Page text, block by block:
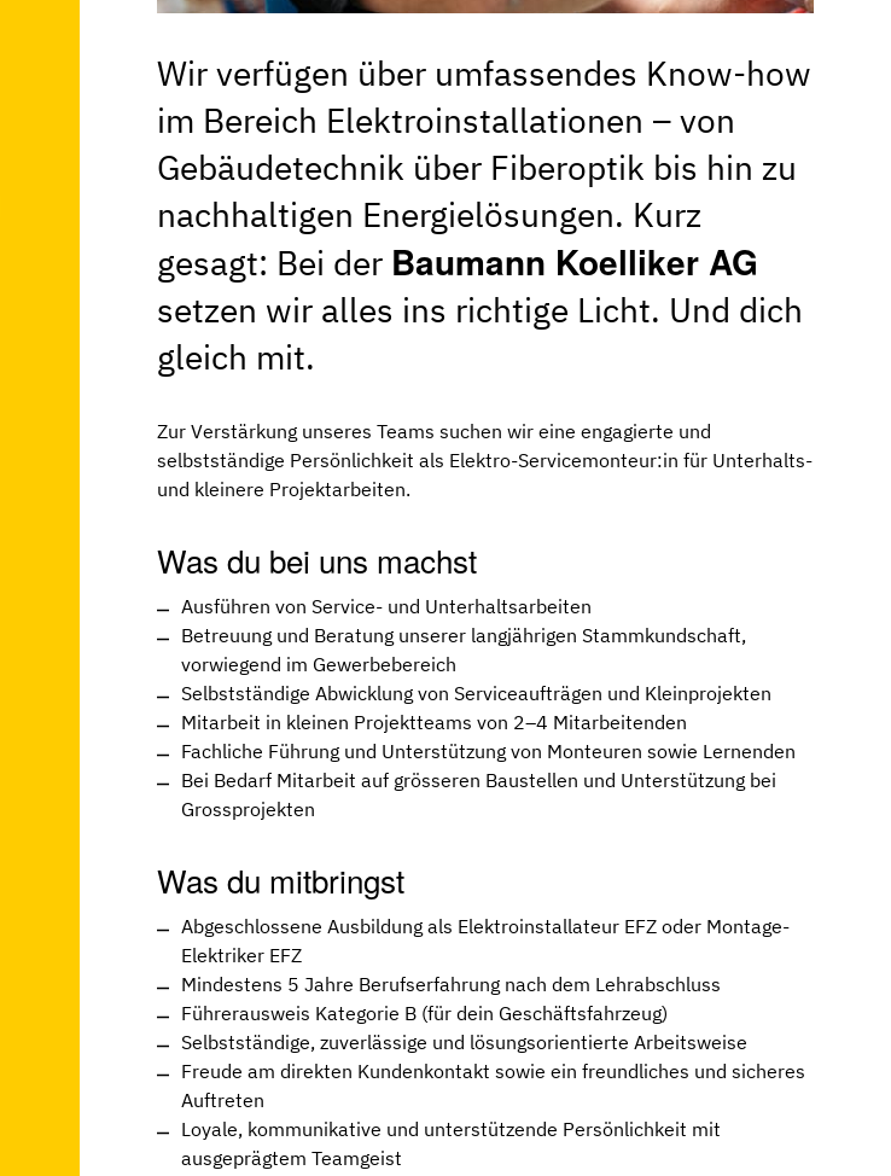
Wir verfügen über umfassendes Know-how
im Bereich Elektroinstallationen – von
Gebäudetechnik über Fiberoptik bis hin zu
nachhaltigen Energielösungen. Kurz
gesagt: Bei der Baumann Koelliker AG
setzen wir alles ins richtige Licht. Und dich
gleich mit.
Zur Verstärkung unseres Teams suchen wir eine engagierte und
selbstständige Persönlichkeit als Elektro-Servicemonteur:in für Unterhalts-
und kleinere Projektarbeiten.
Was du bei uns machst
Ausführen von Service- und Unterhaltsarbeiten
Betreuung und Beratung unserer langjährigen Stammkundschaft,
vorwiegend im Gewerbebereich
Selbstständige Abwicklung von Serviceaufträgen und Kleinprojekten
Mitarbeit in kleinen Projektteams von 2–4 Mitarbeitenden
Fachliche Führung und Unterstützung von Monteuren sowie Lernenden
Bei Bedarf Mitarbeit auf grösseren Baustellen und Unterstützung bei
Grossprojekten
Was du mitbringst
Abgeschlossene Ausbildung als Elektroinstallateur EFZ oder Montage-
Elektriker EFZ
Mindestens 5 Jahre Berufserfahrung nach dem Lehrabschluss
Führerausweis Kategorie B (für dein Geschäftsfahrzeug)
Selbstständige, zuverlässige und lösungsorientierte Arbeitsweise
Freude am direkten Kundenkontakt sowie ein freundliches und sicheres
Auftreten
Loyale, kommunikative und unterstützende Persönlichkeit mit
ausgeprägtem Teamgeist